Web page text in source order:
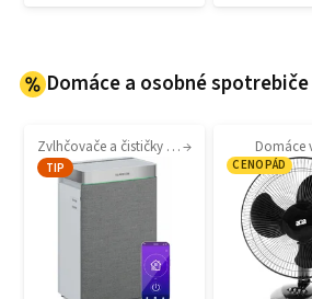
Domáce a osobné spotrebiče
Zvlhčovače a čističky vzduchu
TIP
Domáce
CENOPÁD